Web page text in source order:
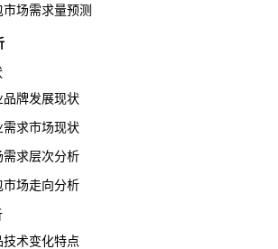
场需求量预测
牌发展现状
求市场现状
求层次分析
场走向分析
术变化特点